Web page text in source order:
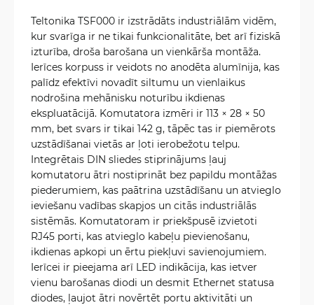
Teltonika TSF000 ir izstrādāts industriālām vidēm,
kur svarīga ir ne tikai funkcionalitāte, bet arī fiziskā
izturība, droša barošana un vienkārša montāža.
Ierīces korpuss ir veidots no anodēta alumīnija, kas
palīdz efektīvi novadīt siltumu un vienlaikus
nodrošina mehānisku noturību ikdienas
ekspluatācijā. Komutatora izmēri ir 113 × 28 × 50
mm, bet svars ir tikai 142 g, tāpēc tas ir piemērots
uzstādīšanai vietās ar ļoti ierobežotu telpu.
Integrētais DIN sliedes stiprinājums ļauj
komutatoru ātri nostiprināt bez papildu montāžas
piederumiem, kas paātrina uzstādīšanu un atvieglo
ieviešanu vadības skapjos un citās industriālās
sistēmās. Komutatoram ir priekšpusē izvietoti
RJ45 porti, kas atvieglo kabeļu pievienošanu,
ikdienas apkopi un ērtu piekļuvi savienojumiem.
Ierīcei ir pieejama arī LED indikācija, kas ietver
vienu barošanas diodi un desmit Ethernet statusa
diodes, ļaujot ātri novērtēt portu aktivitāti un